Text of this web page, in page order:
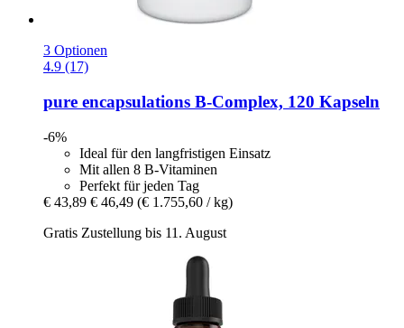
3 Optionen
4.9 (17)
pure encapsulations B-​Complex, 120 Kapseln
-6%
Ideal für den langfristigen Einsatz
Mit allen 8 B-Vitaminen
Perfekt für jeden Tag
€ 43,89 € 46,49 (€ 1.755,60 / kg)
Gratis Zustellung bis 11. August